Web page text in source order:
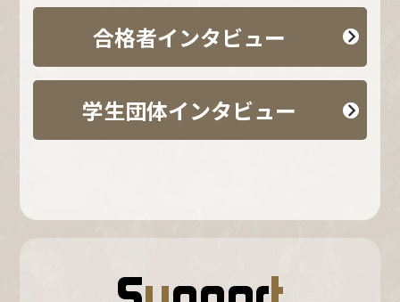
合格者インタビュー
学生団体インタビュー